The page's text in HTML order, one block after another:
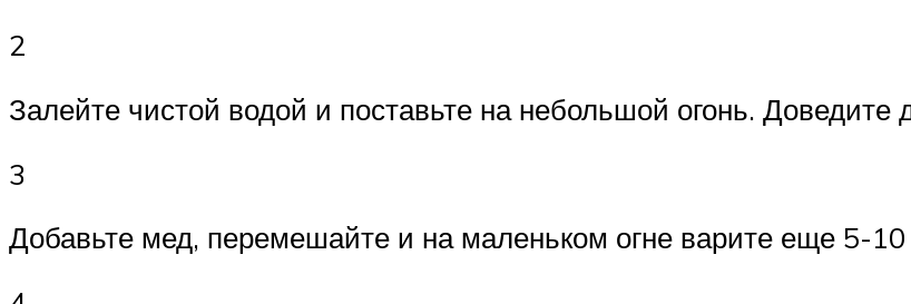
2
Залейте чистой водой и поставьте на небольшой огонь. Доведите
3
Добавьте мед, перемешайте и на маленьком огне варите еще 5-10